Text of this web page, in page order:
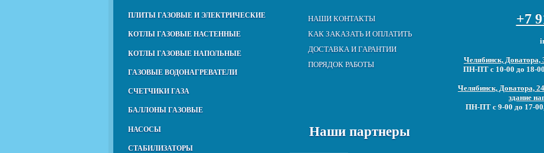
ПЛИТЫ ГАЗОВЫЕ И ЭЛЕКТРИЧЕСКИЕ
КОТЛЫ ГАЗОВЫЕ НАСТЕННЫЕ
КОТЛЫ ГАЗОВЫЕ НАПОЛЬНЫЕ
ГАЗОВЫЕ ВОДОНАГРЕВАТЕЛИ
СЧЕТЧИКИ ГАЗА
БАЛЛОНЫ ГАЗОВЫЕ
НАСОСЫ
СТАБИЛИЗАТОРЫ
НАШИ КОНТАКТЫ
КАК ЗАКАЗАТЬ И ОПЛАТИТЬ
ДОСТАВКА И ГАРАНТИИ
ПОРЯДОК РАБОТЫ
Наши партнеры
+7
Челябинск, Доватора,
ПН-ПТ с 10-00 до 18-
Челябинск, Доватора,
здание
ПН-ПТ с 9-00 до 17-00,